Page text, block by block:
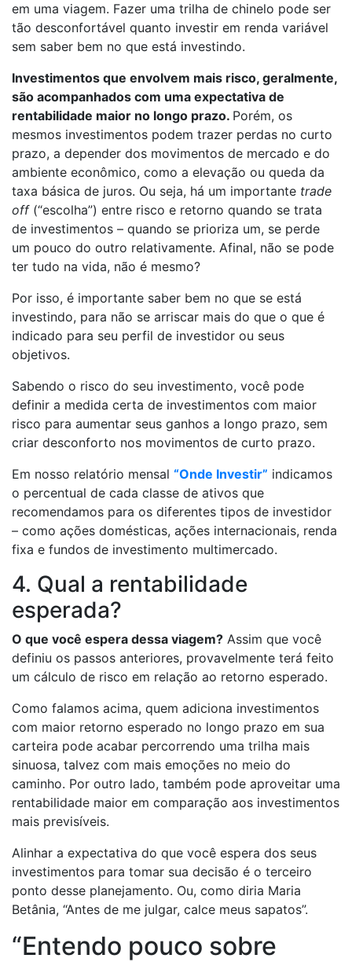
em uma viagem. Fazer uma trilha de chinelo pode ser
tão desconfortável quanto investir em renda variável
sem saber bem no que está investindo.
Investimentos que envolvem mais risco, geralmente,
são acompanhados com uma expectativa de
rentabilidade maior no longo prazo. Porém, os
mesmos investimentos podem trazer perdas no curto
prazo, a depender dos movimentos de mercado e do
ambiente econômico, como a elevação ou queda da
taxa básica de juros. Ou seja, há um importante trade
off (“escolha”) entre risco e retorno quando se trata
de investimentos – quando se prioriza um, se perde
um pouco do outro relativamente. Afinal, não se pode
ter tudo na vida, não é mesmo?
Por isso, é importante saber bem no que se está
investindo, para não se arriscar mais do que o que é
indicado para seu perfil de investidor ou seus
objetivos.
Sabendo o risco do seu investimento, você pode
definir a medida certa de investimentos com maior
risco para aumentar seus ganhos a longo prazo, sem
criar desconforto nos movimentos de curto prazo.
Em nosso relatório mensal “Onde Investir” indicamos
o percentual de cada classe de ativos que
recomendamos para os diferentes tipos de investidor
– como ações domésticas, ações internacionais, renda
fixa e fundos de investimento multimercado.
4. Qual a rentabilidade
esperada?
O que você espera dessa viagem? Assim que você
definiu os passos anteriores, provavelmente terá feito
um cálculo de risco em relação ao retorno esperado.
Como falamos acima, quem adiciona investimentos
com maior retorno esperado no longo prazo em sua
carteira pode acabar percorrendo uma trilha mais
sinuosa, talvez com mais emoções no meio do
caminho. Por outro lado, também pode aproveitar uma
rentabilidade maior em comparação aos investimentos
mais previsíveis.
Alinhar a expectativa do que você espera dos seus
investimentos para tomar sua decisão é o terceiro
ponto desse planejamento. Ou, como diria Maria
Betânia, “Antes de me julgar, calce meus sapatos”.
“Entendo pouco sobre